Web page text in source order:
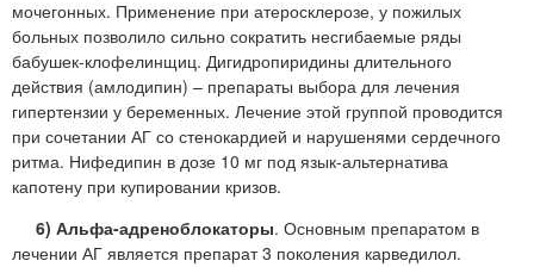
мочегонных. Применение при атеросклерозе, у пожилых
больных позволило сильно сократить несгибаемые ряды
бабушек-клофелинщиц. Дигидропиридины длительного
действия (амлодипин) – препараты выбора для лечения
гипертензии у беременных. Лечение этой группой проводится
при сочетании АГ со стенокардией и нарушенями сердечного
ритма. Нифедипин в дозе 10 мг под язык-альтернатива
капотену при купировании кризов.
6) Альфа-адреноблокаторы. Основным препаратом в
лечении АГ является препарат 3 поколения карведилол.